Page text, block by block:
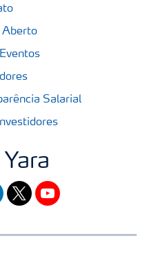
Aberto
Salarial
twitteryoutube